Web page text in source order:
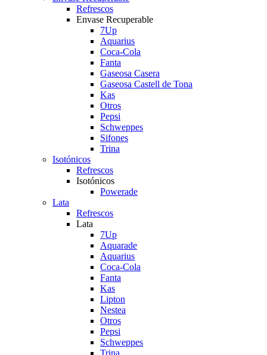
Refrescos
Envase Recuperable
7Up
Aquarius
Coca-Cola
Fanta
Gaseosa Casera
Gaseosa Castell de Tona
Kas
Otros
Pepsi
Schweppes
Sifones
Trina
Isotónicos
Refrescos
Isotónicos
Powerade
Lata
Refrescos
Lata
7Up
Aquarade
Aquarius
Coca-Cola
Fanta
Kas
Lipton
Nestea
Otros
Pepsi
Schweppes
Trina